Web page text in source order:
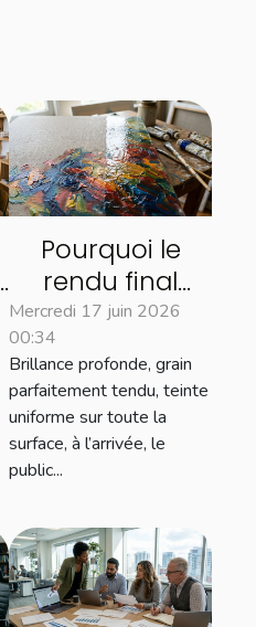
Pourquoi le
rendu final
d’une peinture
dépend-il
souvent du
laquage
Mercredi 17 juin 2026
00:34
Brillance profonde, grain
parfaitement tendu, teinte
uniforme sur toute la
surface, à l’arrivée, le
public...